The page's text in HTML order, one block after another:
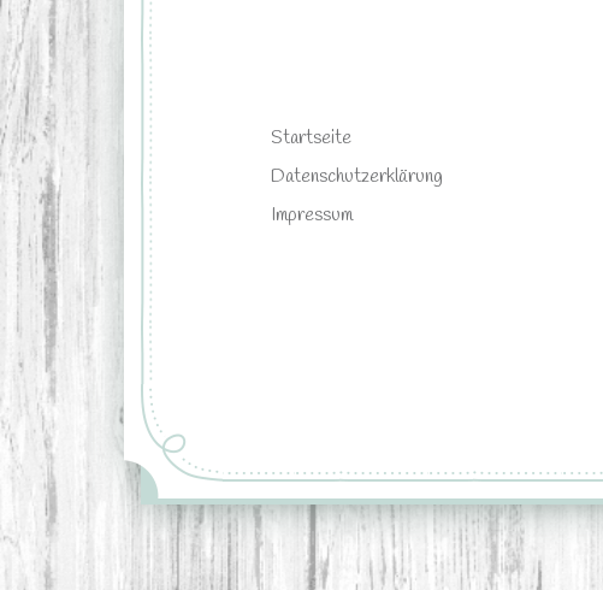
Startseite
Datenschutzerklärung
Impressum